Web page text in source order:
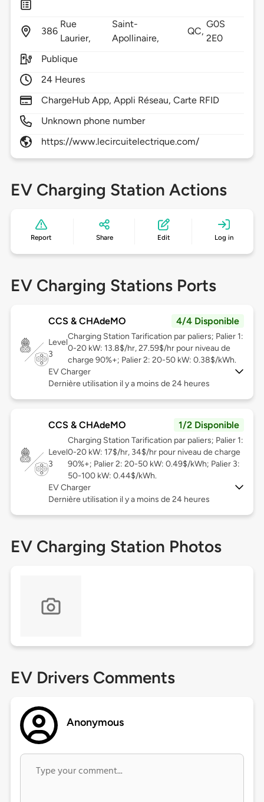
386
Rue
Laurier,
Saint-
Apollinaire,
QC,
G0S
2E0
Publique
24 Heures
ChargeHub App, Appli Réseau, Carte RFID
Unknown phone number
https://www.lecircuitelectrique.com/
EV Charging Station Actions
Report Share Edit Log in
EV Charging Stations Ports
CCS & CHAdeMO 4/4 Disponible
Level
3
Charging Station Tarification par paliers; Palier 1:
0-20 kW: 13.8$/hr, 27.59$/hr pour niveau de
charge 90%+; Palier 2: 20-50 kW: 0.38$/kWh.
EV Charger
Dernière utilisation il y a moins de 24 heures
CCS & CHAdeMO 1/2 Disponible
Level
3
Charging Station Tarification par paliers; Palier 1:
0-20 kW: 17$/hr, 34$/hr pour niveau de charge
90%+; Palier 2: 20-50 kW: 0.49$/kWh; Palier 3:
50-100 kW: 0.44$/kWh.
EV Charger
Dernière utilisation il y a moins de 24 heures
EV Charging Station Photos
EV Drivers Comments
Anonymous